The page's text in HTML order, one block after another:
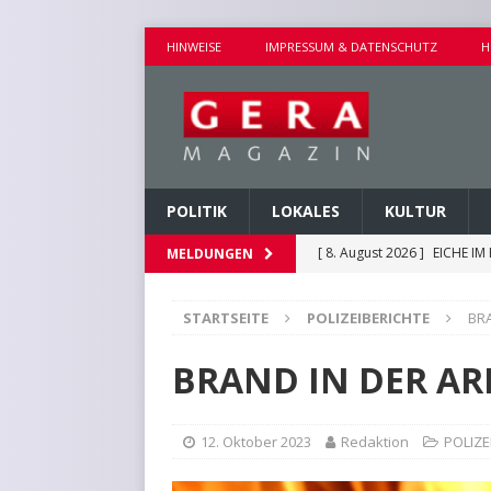
HINWEISE IMPRESSUM & DATENSCHUTZ
POLITIK LOKALES KULTUR
MELDUNGEN [ 8. August 2026 ] EICHE IM
[ 8. August 2026 ]
[ 8. August 2026 ]
STARTSEITE POLIZEIBERICHTE
BRAND IN DER
12. Oktober 2023 Redaktion